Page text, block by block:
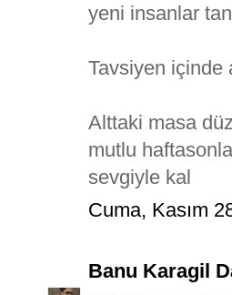
yeni insanlar
Tavsiyen içinde
Alttaki masa
mutlu
sevgiyle kal
Cuma, Kasım
Banu Karagil